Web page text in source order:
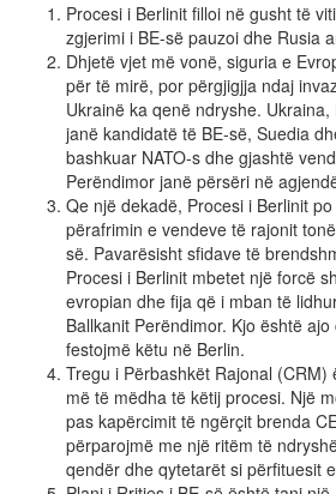
Procesi i Berlinit filloi në gusht të
zgjerimi i BE-së pauzoi dhe Rusia
Dhjetë vjet më vonë, siguria e
për të mirë, por përgjigjja ndaj
Ukrainë ka qenë ndryshe.
janë kandidatë të BE-së, Suedia
bashkuar NATO-s dhe gjashtë
Perëndimor janë përsëri në
Qe një dekadë, Procesi i Berlinit
përafrimin e vendeve të rajonit
së. Pavarësisht sfidave të
Procesi i Berlinit mbetet një forcë
evropian dhe fija që i mban të
Ballkanit Perëndimor. Kjo është
festojmë këtu në Berlin.
Tregu i Përbashkët Rajonal
më të mëdha të këtij procesi. Një
pas kapërcimit të ngërçit brenda
përparojmë me një ritëm të
qendër dhe qytetarët si përfituesit